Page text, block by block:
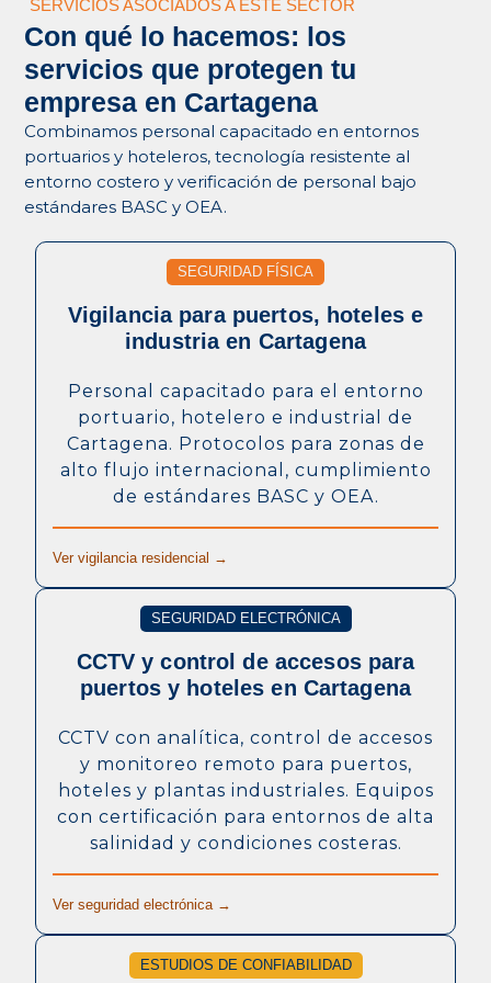
SERVICIOS ASOCIADOS A ESTE SECTOR
Con qué lo hacemos: los
servicios que protegen tu
empresa en Cartagena
Combinamos personal capacitado en entornos
portuarios y hoteleros, tecnología resistente al
entorno costero y verificación de personal bajo
estándares BASC y OEA.
SEGURIDAD FÍSICA
Vigilancia para puertos, hoteles e
industria en Cartagena
Personal capacitado para el entorno
portuario, hotelero e industrial de
Cartagena. Protocolos para zonas de
alto flujo internacional, cumplimiento
de estándares BASC y OEA.
Ver vigilancia residencial →
SEGURIDAD ELECTRÓNICA
CCTV y control de accesos para
puertos y hoteles en Cartagena
CCTV con analítica, control de accesos
y monitoreo remoto para puertos,
hoteles y plantas industriales. Equipos
con certificación para entornos de alta
salinidad y condiciones costeras.
Ver seguridad electrónica →
ESTUDIOS DE CONFIABILIDAD